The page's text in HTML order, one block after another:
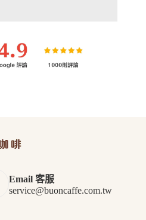
Email 客服
service@buoncaffe.com.tw